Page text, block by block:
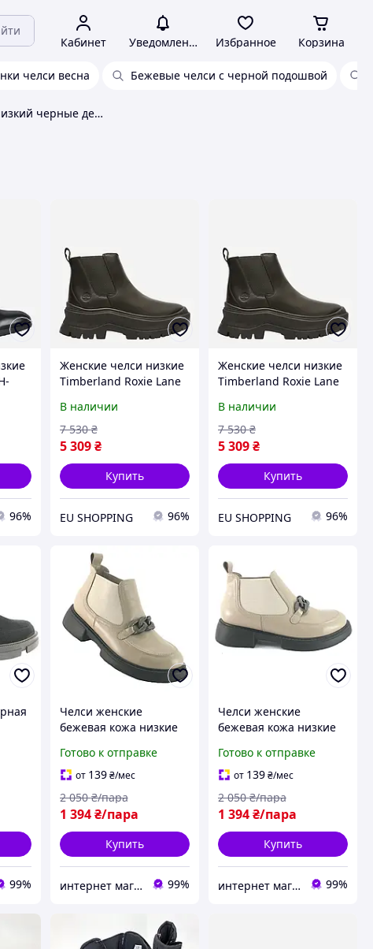
Кабинет Уведомления Избранное Корзина
челси весна Бежевые челси с черной подошвой
Женские челси низкий черные деми
96%
Женские челси низкие
Timberland Roxie Lane
(6.5US) 23.5 см Черные
(197065860974)
В наличии
5 309 ₴
7 530 ₴
Купить
EU SHOPPING 96%
Женские челси низкие
Timberland Roxie Lane
(8US) 25 см Черные
(197065861520)
В наличии
5 309₴
7 530 ₴
Купить
EU SHOPPING 96%
99%
Челси женские
бежевая кожа низкие
цепочкой
демисезонные размер
40
Готово к отправке
от 139 ₴/мес
1 394 ₴/пара
2 050 ₴/пара
Купить
интернет магазин ОПТИМАЛЬНЫЙ ВЫБОР 99%
Челси женские
бежевая кожа низкие
цепочкой
демисезонные размер
38
Готово к отправке
от 139₴/мес
1 394₴/пара
2 050 ₴/пара
Купить
интернет магазин ОПТИМАЛЬНЫЙ ВЫБОР 99%